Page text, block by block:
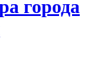
города